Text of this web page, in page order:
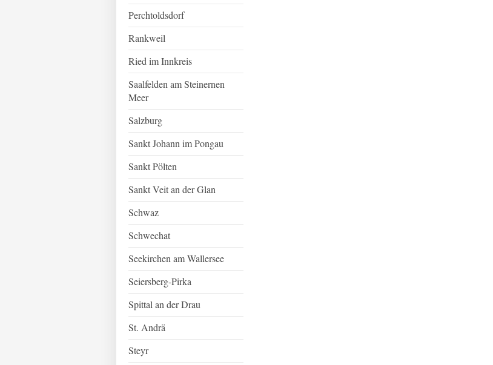
Perchtoldsdorf
Rankweil
Ried im Innkreis
Saalfelden am Steinernen
Meer
Salzburg
Sankt Johann im Pongau
Sankt Pölten
Sankt Veit an der Glan
Schwaz
Schwechat
Seekirchen am Wallersee
Seiersberg-Pirka
Spittal an der Drau
St. Andrä
Steyr